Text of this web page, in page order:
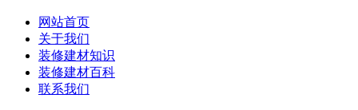
网站首页
关于我们
装修建材知识
装修建材百科
联系我们